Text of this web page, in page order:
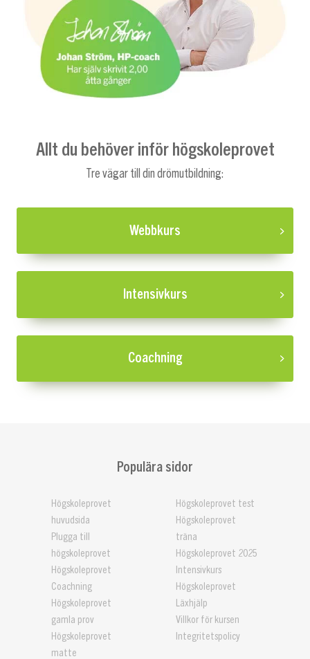
Allt du behöver inför högskoleprovet
Tre vägar till din drömutbildning:
Webbkurs
Intensivkurs
Coachning
Populära sidor
Högskoleprovet
huvudsida
Plugga till
högskoleprovet
Högskoleprovet
Coachning
Högskoleprovet
gamla prov
Högskoleprovet
matte
Högskoleprovet test
Högskoleprovet
träna
Högskoleprovet 2025
Intensivkurs
Högskoleprovet
Läxhjälp
Villkor för kursen
Integritetspolicy